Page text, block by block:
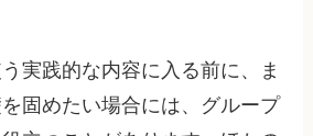
実践的な内容に入る前に、ま
固めたい場合には、グループ